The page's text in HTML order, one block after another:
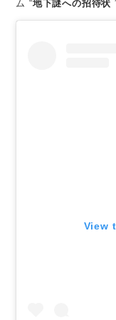
ム “地下謎への招待状
View